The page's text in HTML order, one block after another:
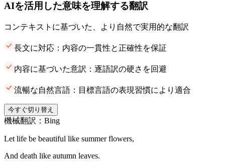
AIを活用した意味を理解する翻訳
コンテキストに基づいた、より自然で実用的な翻訳
長文に対応：内容の一貫性と正確性を保証
内容に基づいた意訳：逐語訳の硬さを回避
流暢な自然言語：目標言語の表現習慣により適合
今すぐ切り替え
機械翻訳：Bing
Let life be beautiful like summer flowers,
And death like autumn leaves.